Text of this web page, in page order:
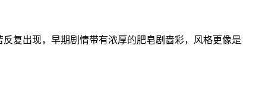
复出现，早期剧情带有浓厚的肥皂剧啬彩，风格更像是